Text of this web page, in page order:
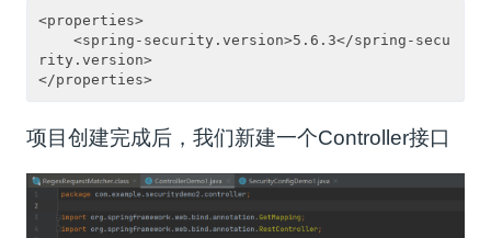
<properties>
<spring-security.version>5.6.3</spring-secu
rity.version>
</properties>
项目创建完成后，我们新建一个Controller接口